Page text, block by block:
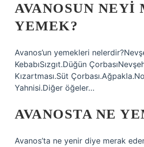
AVANOSUN NEYI
YEMEK?
Avanos’un yemekleri
KebabıSızgıt.Düğün
Kızartması.Süt
Yahnisi.Diğer öğeler…
AVANOSTA NE
Avanos’ta ne yenir diye merak